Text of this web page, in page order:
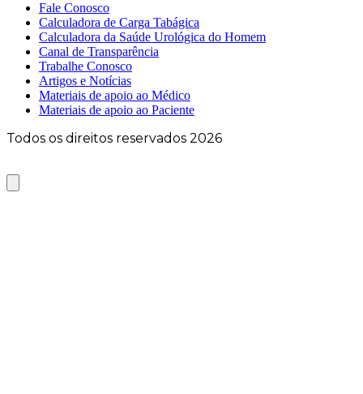
Fale Conosco
Calculadora de Carga Tabágica
Calculadora da Saúde Urológica do Homem
Canal de Transparência
Trabalhe Conosco
Artigos e Notícias
Materiais de apoio ao Médico
Materiais de apoio ao Paciente
Todos os direitos reservados 2026